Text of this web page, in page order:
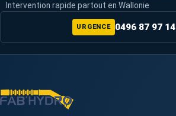
Intervention rapide partout en Wallonie
URGENCE 0496 87 97 14